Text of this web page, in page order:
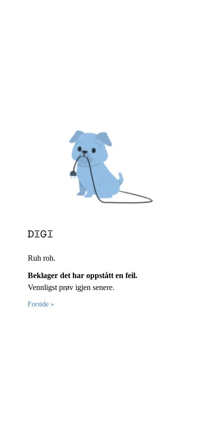
Ruh roh.
Beklager det har oppstått en feil.
Vennligst prøv igjen senere.
Forside »